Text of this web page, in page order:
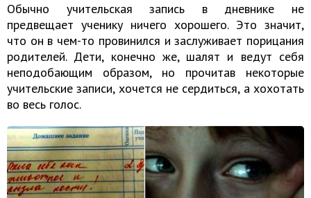
Обычно учительская запись в дневнике не
предвещает ученику ничего хорошего. Это значит,
что он в чем-то провинился и заслуживает порицания
родителей. Дети, конечно же, шалят и ведут себя
неподобающим образом, но прочитав некоторые
учительские записи, хочется не сердиться, а хохотать
во весь голос.